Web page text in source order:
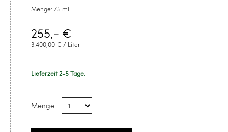
Menge: 75 ml
255,- €
3.400,00 € / Liter
Lieferzeit 2-5 Tage.
Menge: